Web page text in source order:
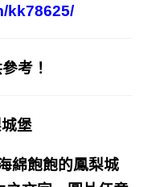
kk78625/
考！
堡
綿飽飽的鳳梨城